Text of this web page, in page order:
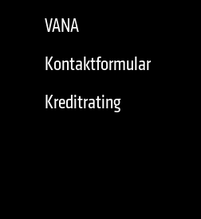
VANA
Kontaktformular
Kreditrating